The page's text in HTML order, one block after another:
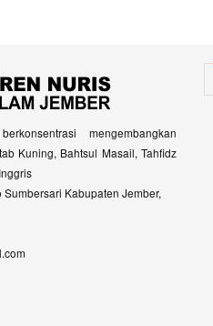
mengembangkan
Kuning, Bahtsul Masail, Tahfidz
Kabupaten Jember,